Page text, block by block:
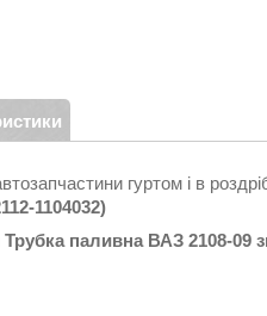
гуртом і в
1104032)
Трубка паливна ВАЗ 2108-09